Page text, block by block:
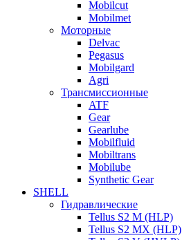
Mobilcut
Mobilmet
Моторные
Delvac
Pegasus
Mobilgard
Agri
Трансмиссионные
ATF
Gear
Gearlube
Mobilfluid
Mobiltrans
Mobilube
Synthetic Gear
SHELL
Гидравлические
Tellus S2 M (HLP)
Tellus S2 MХ (HLP)